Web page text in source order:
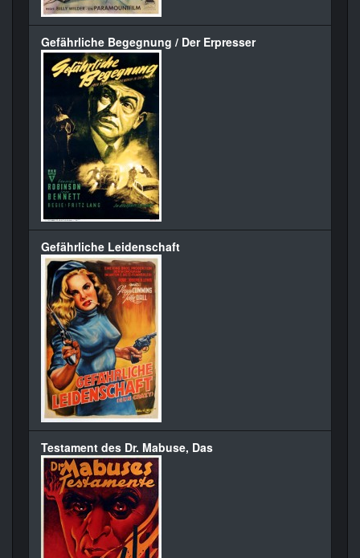
Gefährliche Begegnung / Der Erpresser
Gefährliche Leidenschaft
Testament des Dr. Mabuse, Das